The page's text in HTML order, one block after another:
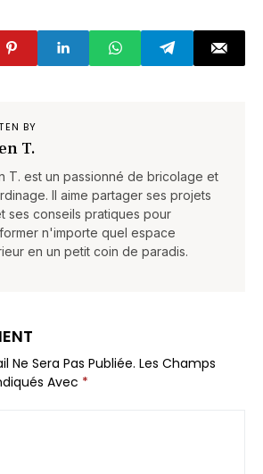
BY
T.
T. est un passionné de bricolage et
Il aime partager ses projets
ses conseils pratiques pour
n'importe quel espace
en un petit coin de paradis.
Ne Sera Pas Publiée. Les Champs
Avec *